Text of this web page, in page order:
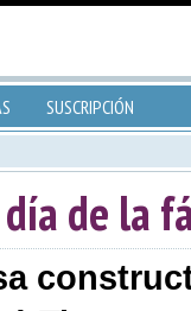
SUSCRIPCIÓN
día de la